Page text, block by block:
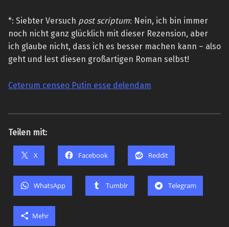
*: Siebter Versuch post scriptum: Nein, ich bin immer
noch nicht ganz glücklich mit dieser Rezension, aber
ich glaube nicht, dass ich es besser machen kann – also
geht und lest diesen großartigen Roman selbst!
Ceterum censeo Putin esse delendam
Teilen mit:
X Facebook Reddit
WhatsApp Tumblr Telegram
Mehr